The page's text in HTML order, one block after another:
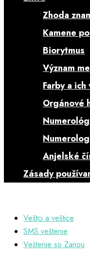
Zhoda
Kamene
Biorytmus
Význam
Farby a ich
Orgánové
Anjelské
Zásady
Veštci a veštice
SMS veštenie
Veštenie so Zanou